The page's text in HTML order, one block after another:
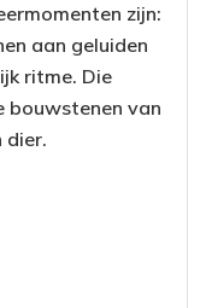
zijn:
aan geluiden
ritme. Die
bouwstenen van
dier.